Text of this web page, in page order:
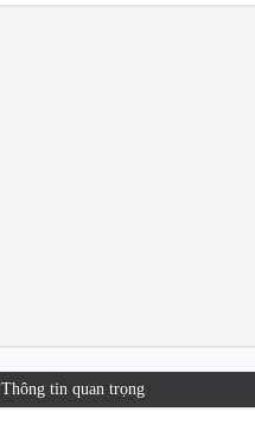
Thông tin quan trọng